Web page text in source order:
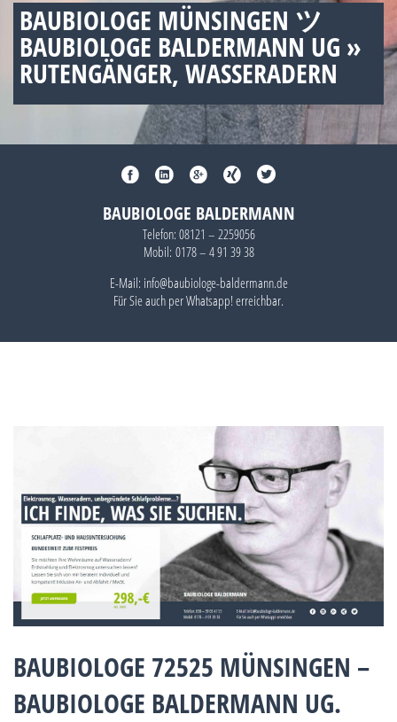
BAUBIOLOGE MÜNSINGEN ツ
BAUBIOLOGE BALDERMANN UG »
RUTENGÄNGER, WASSERADERN
BAUBIOLOGE BALDERMANN
Telefon: 08121 – 2259056
Mobil: 0178 – 4 91 39 38
E-Mail: info@baubiologe-baldermann.de
Für Sie auch perWhatsapp!erreichbar.
BAUBIOLOGE 72525 MÜNSINGEN –
BAUBIOLOGE BALDERMANN UG.